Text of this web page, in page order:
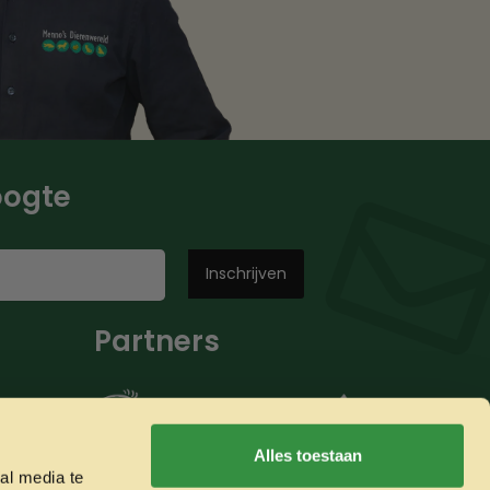
media te
Alles toestaan
Partners